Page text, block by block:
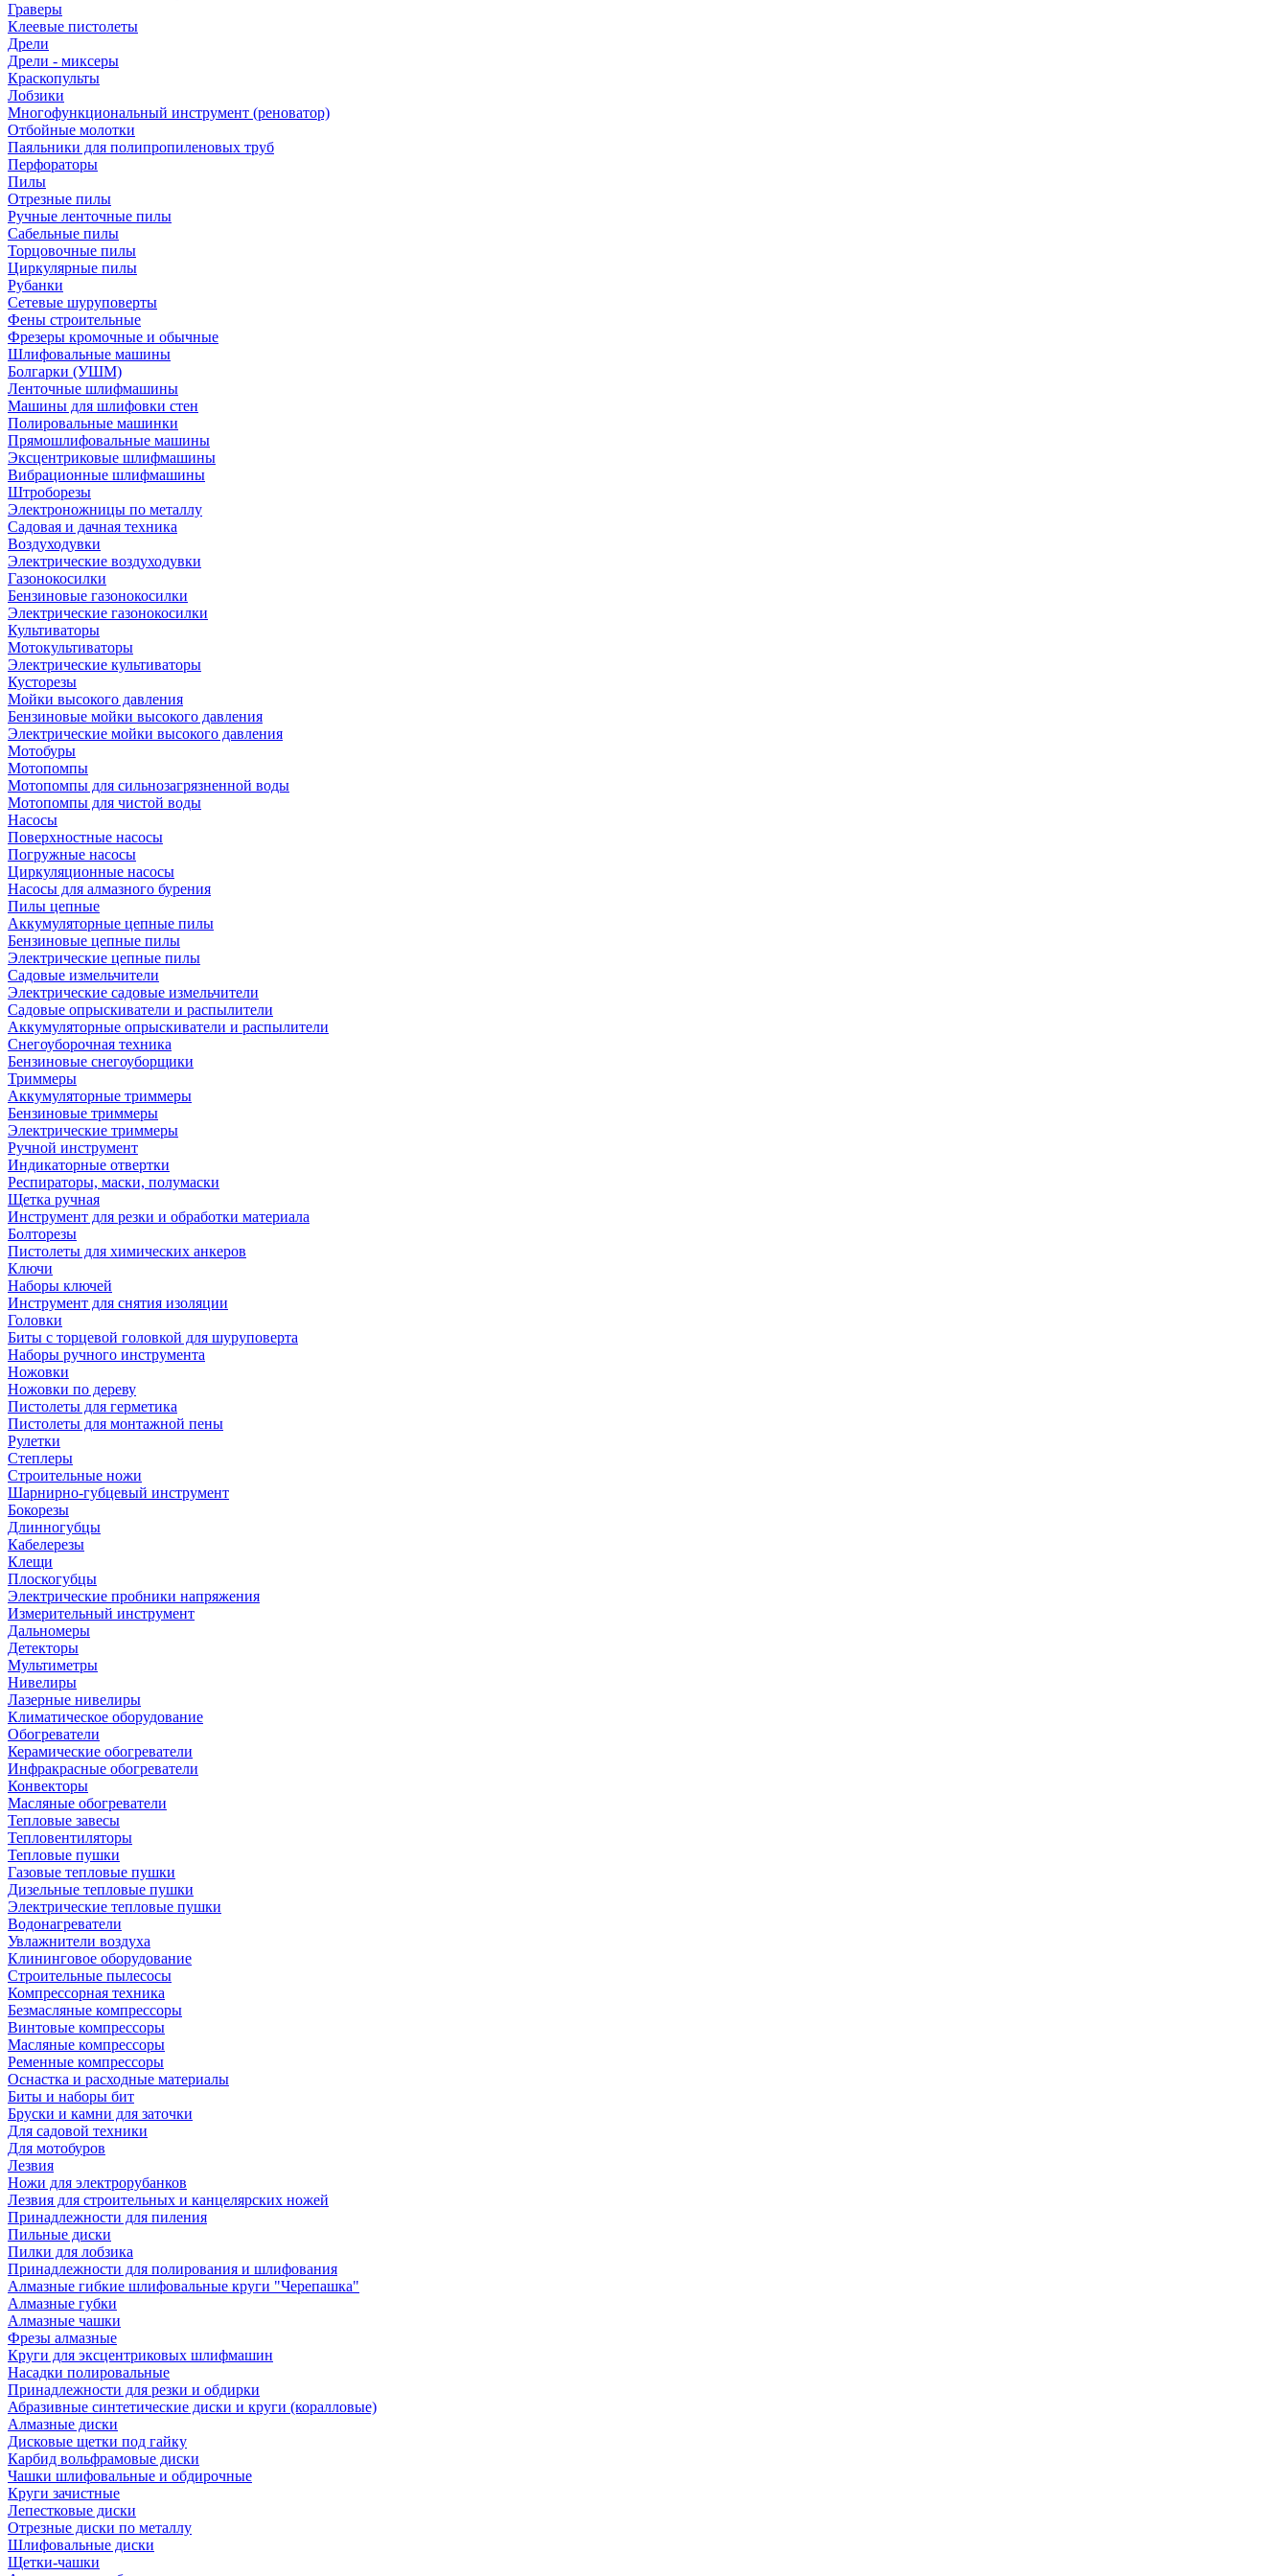
Граверы
Клеевые пистолеты
Дрели
Дрели - миксеры
Краскопульты
Лобзики
Многофункциональный инструмент (реноватор)
Отбойные молотки
Паяльники для полипропиленовых труб
Перфораторы
Пилы
Отрезные пилы
Ручные ленточные пилы
Сабельные пилы
Торцовочные пилы
Циркулярные пилы
Рубанки
Сетевые шуруповерты
Фены строительные
Фрезеры кромочные и обычные
Шлифовальные машины
Болгарки (УШМ)
Ленточные шлифмашины
Машины для шлифовки стен
Полировальные машинки
Прямошлифовальные машины
Эксцентриковые шлифмашины
Вибрационные шлифмашины
Штроборезы
Электроножницы по металлу
Садовая и дачная техника
Воздуходувки
Электрические воздуходувки
Газонокосилки
Бензиновые газонокосилки
Электрические газонокосилки
Культиваторы
Мотокультиваторы
Электрические культиваторы
Кусторезы
Мойки высокого давления
Бензиновые мойки высокого давления
Электрические мойки высокого давления
Мотобуры
Мотопомпы
Мотопомпы для сильнозагрязненной воды
Мотопомпы для чистой воды
Насосы
Поверхностные насосы
Погружные насосы
Циркуляционные насосы
Насосы для алмазного бурения
Пилы цепные
Аккумуляторные цепные пилы
Бензиновые цепные пилы
Электрические цепные пилы
Садовые измельчители
Электрические садовые измельчители
Садовые опрыскиватели и распылители
Аккумуляторные опрыскиватели и распылители
Снегоуборочная техника
Бензиновые снегоуборщики
Триммеры
Аккумуляторные триммеры
Бензиновые триммеры
Электрические триммеры
Ручной инструмент
Индикаторные отвертки
Респираторы, маски, полумаски
Щетка ручная
Инструмент для резки и обработки материала
Болторезы
Пистолеты для химических анкеров
Ключи
Наборы ключей
Инструмент для снятия изоляции
Головки
Биты с торцевой головкой для шуруповерта
Наборы ручного инструмента
Ножовки
Ножовки по дереву
Пистолеты для герметика
Пистолеты для монтажной пены
Рулетки
Степлеры
Строительные ножи
Шарнирно-губцевый инструмент
Бокорезы
Длинногубцы
Кабелерезы
Клещи
Плоскогубцы
Электрические пробники напряжения
Измерительный инструмент
Дальномеры
Детекторы
Мультиметры
Нивелиры
Лазерные нивелиры
Климатическое оборудование
Обогреватели
Керамические обогреватели
Инфракрасные обогреватели
Конвекторы
Масляные обогреватели
Тепловые завесы
Тепловентиляторы
Тепловые пушки
Газовые тепловые пушки
Дизельные тепловые пушки
Электрические тепловые пушки
Водонагреватели
Увлажнители воздуха
Клининговое оборудование
Строительные пылесосы
Компрессорная техника
Безмасляные компрессоры
Винтовые компрессоры
Масляные компрессоры
Ременные компрессоры
Оснастка и расходные материалы
Биты и наборы бит
Бруски и камни для заточки
Для садовой техники
Для мотобуров
Лезвия
Ножи для электрорубанков
Лезвия для строительных и канцелярских ножей
Принадлежности для пиления
Пильные диски
Пилки для лобзика
Принадлежности для полирования и шлифования
Алмазные гибкие шлифовальные круги "Черепашка"
Алмазные губки
Алмазные чашки
Фрезы алмазные
Круги для эксцентриковых шлифмашин
Насадки полировальные
Принадлежности для резки и обдирки
Абразивные синтетические диски и круги (коралловые)
Алмазные диски
Дисковые щетки под гайку
Карбид вольфрамовые диски
Чашки шлифовальные и обдирочные
Круги зачистные
Лепестковые диски
Отрезные диски по металлу
Шлифовальные диски
Щетки-чашки